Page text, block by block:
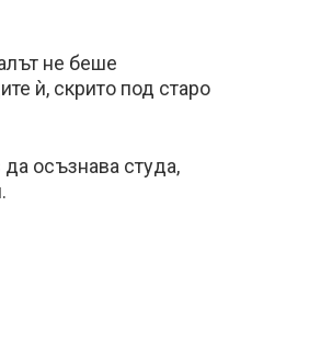
не беше
ѝ, скрито под старо
осъзнава студа,